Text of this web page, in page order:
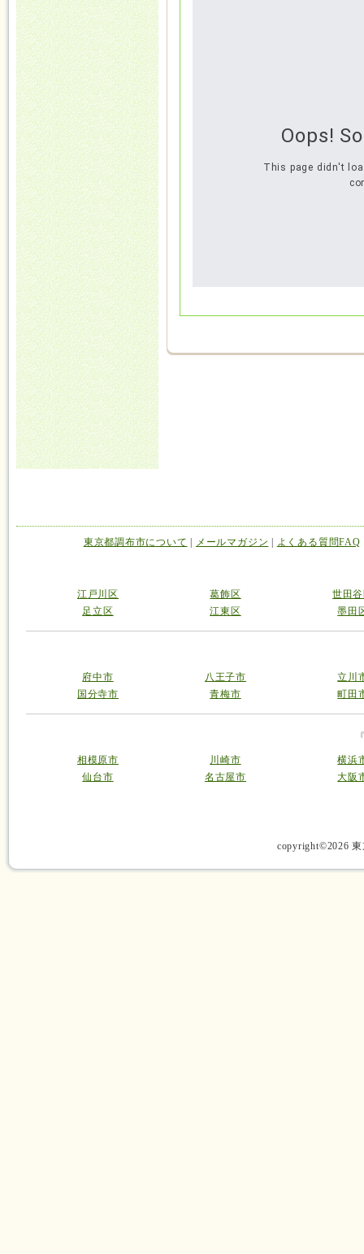
Oops!
This page didn't
東京都調布市について メールマガジン よくある質問FAQ
江戸川区 葛飾区
世田
足立区
江東区 墨田
府中市 八王子市
立川
国分寺市
青梅市 町田
相模原市 川崎市
横浜
仙台市
名古屋市 大阪
copyright©2026